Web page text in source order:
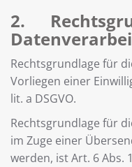
2.
Rechtsgrundlage für
Vorliegen einer
lit. a DSGVO.
Rechtsgrundlage für
im Zuge einer
werden, ist Art. 6 Abs.